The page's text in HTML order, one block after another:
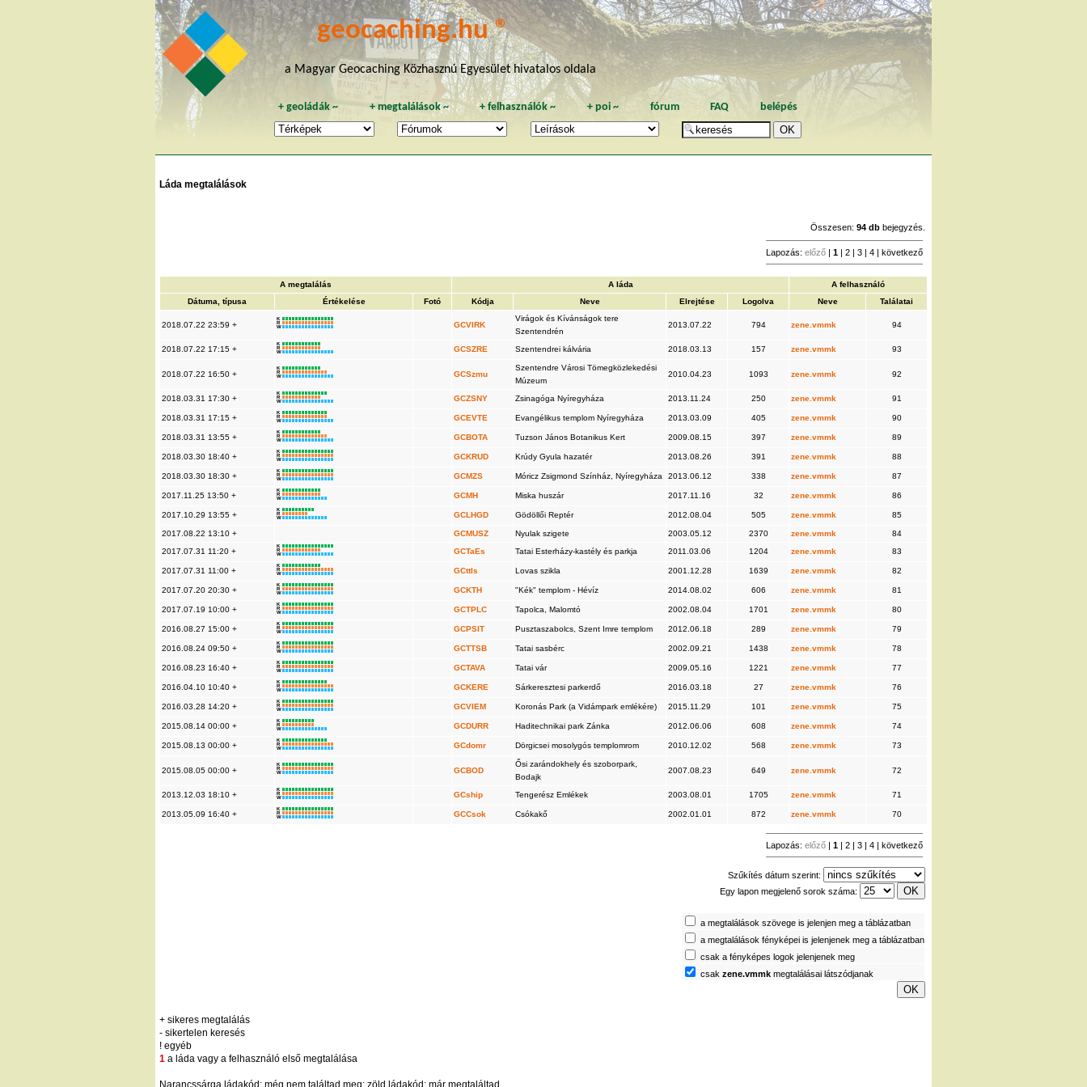
geocaching.hu ®
a Magyar Geocaching Közhasznú Egyesület hivatalos oldala
+geoládák ~ + megtalálások~ +felhasználók ~ + poi~ fórum FAQ belépés
Láda megtalálások
Összesen: 94 db bejegyzés.
Lapozás: előző | 1 | 2 | 3 | 4 | következő
A megtalálás A láda
A felhasználó
Dátuma, típusa
Értékelése Fotó Kódja Neve Elrejtése Logolva Neve Találatai
2018.07.22 23:59 +
K
R
W
GCVIRK
Virágok és Kívánságok tere
Szentendrén
2013.07.22 794 zene.vmmk 94
2018.07.22 17:15 +
K
R
W
GCSZRE Szentendrei kálvária 2018.03.13 157 zene.vmmk 93
2018.07.22 16:50 +
K
R
W
GCSzmu
Szentendre Városi Tömegközlekedési
Múzeum
2010.04.23 1093 zene.vmmk 92
2018.03.31 17:30 +
K
R
W
GCZSNY Zsinagóga Nyíregyháza 2013.11.24 250 zene.vmmk 91
2018.03.31 17:15 +
K
R
W
GCEVTE Evangélikus templom Nyíregyháza 2013.03.09 405 zene.vmmk 90
2018.03.31 13:55 +
K
R
W
GCBOTA Tuzson János Botanikus Kert 2009.08.15 397 zene.vmmk 89
2018.03.30 18:40 +
K
R
W
GCKRUD Krúdy Gyula hazatér 2013.08.26 391 zene.vmmk 88
2018.03.30 18:30 +
K
R
W
GCMZS Móricz Zsigmond Színház, Nyíregyháza 2013.06.12 338 zene.vmmk 87
2017.11.25 13:50 +
K
R
W
GCMH Miska huszár 2017.11.16 32 zene.vmmk 86
2017.10.29 13:55 +
K
R
W
GCLHGD Gödöllői Reptér 2012.08.04 505 zene.vmmk 85
2017.08.22 13:10 + GCMUSZ Nyulak szigete 2003.05.12 2370 zene.vmmk
84
2017.07.31 11:20 +
K
R
W
GCTaEs Tatai Esterházy-kastély és parkja 2011.03.06 1204 zene.vmmk 83
2017.07.31 11:00 +
K
R
W
GCttls Lovas szikla 2001.12.28 1639 zene.vmmk 82
2017.07.20 20:30 +
K
R
W
GCKTH "Kék" templom - Hévíz 2014.08.02 606 zene.vmmk 81
2017.07.19 10:00 +
K
R
W
GCTPLC Tapolca, Malomtó 2002.08.04 1701 zene.vmmk 80
2016.08.27 15:00 +
K
R
W
GCPSIT Pusztaszabolcs, Szent Imre templom 2012.06.18 289 zene.vmmk 79
2016.08.24 09:50 +
K
R
W
GCTTSB Tatai sasbérc 2002.09.21 1438 zene.vmmk 78
2016.08.23 16:40 +
K
R
W
GCTAVA Tatai vár 2009.05.16 1221 zene.vmmk 77
2016.04.10 10:40 +
K
R
W
GCKERE Sárkeresztesi parkerdő 2016.03.18 27 zene.vmmk 76
2016.03.28 14:20 +
K
R
W
GCVIEM Koronás Park (a Vidámpark emlékére) 2015.11.29 101 zene.vmmk 75
2015.08.14 00:00 +
K
R
W
GCDURR Haditechnikai park Zánka 2012.06.06 608 zene.vmmk 74
2015.08.13 00:00 +
K
R
W
GCdomr Dörgicsei mosolygós templomrom 2010.12.02 568 zene.vmmk 73
2015.08.05 00:00 +
K
R
W
GCBOD
Ősi zarándokhely és szoborpark,
Bodajk
2007.08.23 649 zene.vmmk 72
2013.12.03 18:10 +
K
R
W
GCship Tengerész Emlékek 2003.08.01 1705 zene.vmmk 71
2013.05.09 16:40 +
K
R
W
GCCsok Csókakő 2002.01.01 872 zene.vmmk 70
Lapozás: előző | 1 | 2 | 3 | 4 | következő
Szűkítés dátum szerint:
Egy lapon megjelenő sorok száma:
a megtalálások szövege is jelenjen meg a táblázatban
a megtalálások fényképei is jelenjenek meg a táblázatban
csak a fényképes logok jelenjenek meg
csak zene.vmmk megtalálásai látszódjanak
+ sikeres megtalálás
- sikertelen keresés
! egyéb
1 a láda vagy a felhasználó első megtalálása
Narancssárga ládakód: még nem találtad meg; zöld ládakód: már megtaláltad